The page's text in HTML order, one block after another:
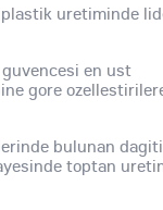
uretiminde
en ust
gore
bulunan
toptan